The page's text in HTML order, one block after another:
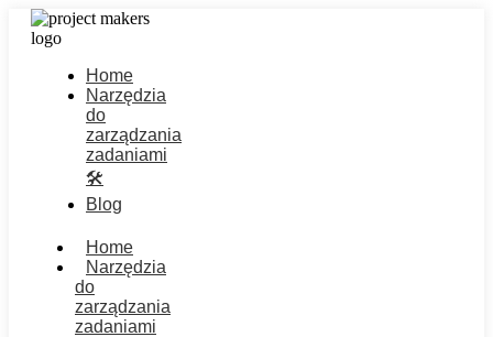
Home
Narzędzia
do
zarządzania
zadaniami
🛠️
Blog
Home
Narzędzia
do
zarządzania
zadaniami